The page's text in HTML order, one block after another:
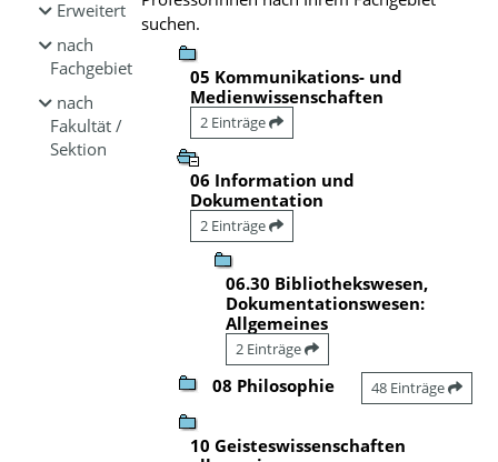
Erweitert
nach
Fachgebiet
nach
Fakultät /
Sektion
suchen.
05 Kommunikations- und
Medienwissenschaften
2 Einträge
06 Information und
Dokumentation
2 Einträge
06.30 Bibliothekswesen,
Dokumentationswesen:
Allgemeines
2 Einträge
08 Philosophie 48 Einträge
10 Geisteswissenschaften